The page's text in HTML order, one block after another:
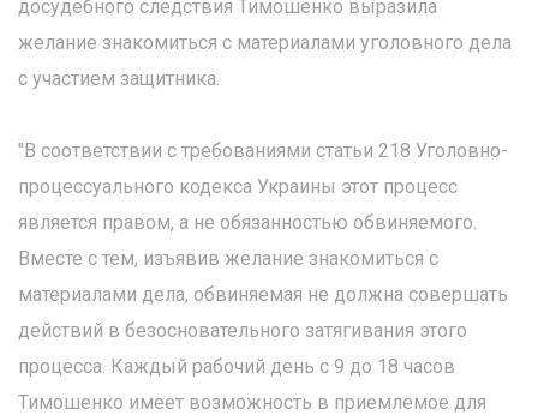
досудебного следствия Тимошенко выразила
желание знакомиться с материалами уголовного дела
с участием защитника.
"В соответствии с требованиями статьи 218 Уголовно-
процессуального кодекса Украины этот процесс
является правом, а не обязанностью обвиняемого.
Вместе с тем, изъявив желание знакомиться с
материалами дела, обвиняемая не должна совершать
действий в безосновательного затягивания этого
процесса. Каждый рабочий день с 9 до 18 часов
Тимошенко имеет возможность в приемлемое для